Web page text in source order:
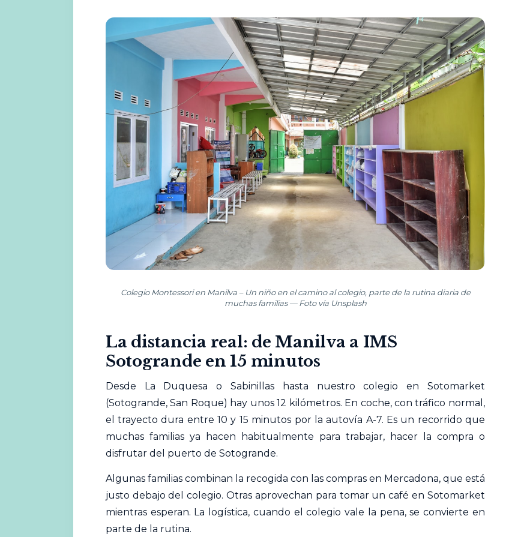
Colegio Montessori en Manilva – Un niño en el camino al colegio, parte de la rutina diaria de
muchas familias — Foto vía Unsplash
La distancia real: de Manilva a IMS
Sotogrande en 15 minutos
Desde La Duquesa o Sabinillas hasta nuestro colegio en Sotomarket
(Sotogrande, San Roque) hay unos 12 kilómetros. En coche, con tráfico normal,
el trayecto dura entre 10 y 15 minutos por la autovía A-7. Es un recorrido que
muchas familias ya hacen habitualmente para trabajar, hacer la compra o
disfrutar del puerto de Sotogrande.
Algunas familias combinan la recogida con las compras en Mercadona, que está
justo debajo del colegio. Otras aprovechan para tomar un café en Sotomarket
mientras esperan. La logística, cuando el colegio vale la pena, se convierte en
parte de la rutina.